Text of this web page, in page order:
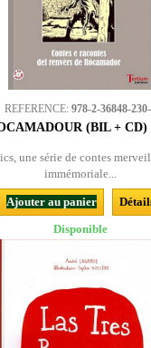
REFERENCE: 978-2-36848-
(BIL +
une série de contes
immémoriale...
Ajouter au panier
Disponible